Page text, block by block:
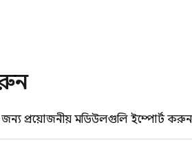
জন্য প্রয়োজনীয় মডিউলগুলি ইম্পোর্ট